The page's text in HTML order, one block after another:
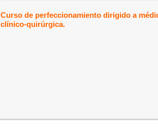
Curso de perfeccionamiento dirigido a
clínico-quirúrgica.